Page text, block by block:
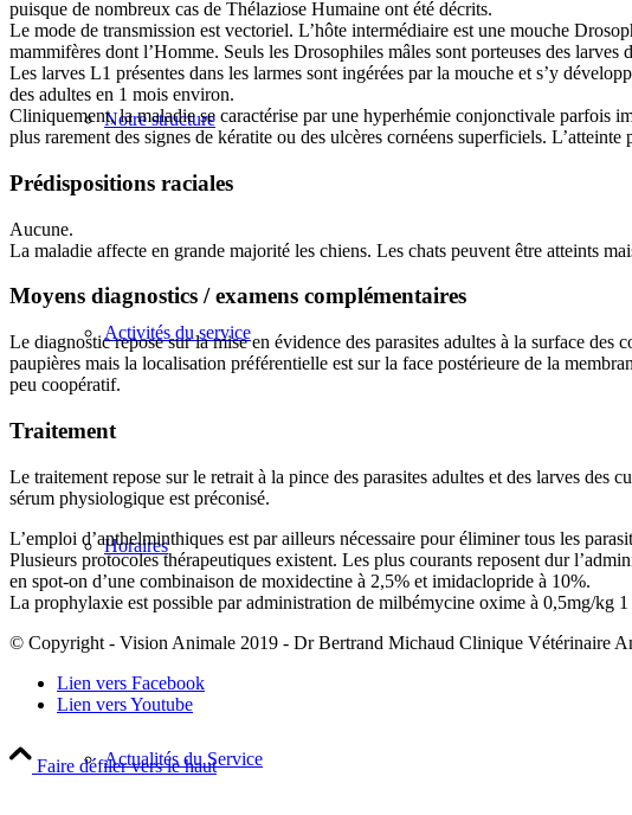
Notre structure
Activités du service
Horaires
Actualités du Service
puisque de nombreux cas de Thélaziose Humaine ont été décrits.
Le mode de transmission est vectoriel. L’hôte intermédiaire est une mouche
mammifères dont l’Homme. Seuls les Drosophiles mâles sont porteuses des
Les larves L1 présentes dans les larmes sont ingérées par la mouche et s’y
des adultes en 1 mois environ.
Cliniquement, la maladie se caractérise par une hyperhémie conjonctivale parfois
plus rarement des signes de kératite ou des ulcères cornéens superficiels.
Prédispositions raciales
Aucune.
La maladie affecte en grande majorité les chiens. Les chats peuvent être atteints
Moyens diagnostics / examens complémentaires
Le diagnostic repose sur la mise en évidence des parasites adultes à la surface
paupières mais la localisation préférentielle est sur la face postérieure de la
peu coopératif.
Traitement
Le traitement repose sur le retrait à la pince des parasites adultes et des larves
sérum physiologique est préconisé.
L’emploi d’anthelminthiques est par ailleurs nécessaire pour éliminer tous les
Plusieurs protocoles thérapeutiques existent. Les plus courants reposent dur
en spot-on d’une combinaison de moxidectine à 2,5% et imidaclopride à 10%.
La prophylaxie est possible par administration de milbémycine oxime à 0,5mg/kg
© Copyright - Vision Animale 2019 - Dr Bertrand Michaud Clinique Vétérinaire
Lien vers Facebook
Lien vers Youtube
Faire défiler vers le haut